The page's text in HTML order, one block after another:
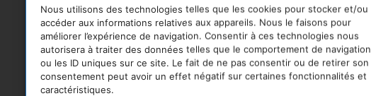
Nous utilisons des technologies telles que les cookies pour stocker et/ou
accéder aux informations relatives aux appareils. Nous le faisons pour
améliorer l’expérience de navigation. Consentir à ces technologies nous
autorisera à traiter des données telles que le comportement de navigation
ou les ID uniques sur ce site. Le fait de ne pas consentir ou de retirer son
consentement peut avoir un effet négatif sur certaines fonctionnalités et
caractéristiques.